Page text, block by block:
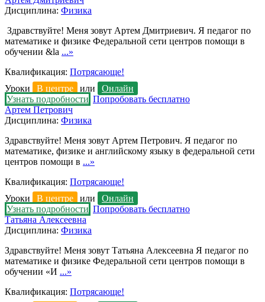
Дисциплина: Физика
Здравствуйте! Меня зовут Артем Дмитриевич. Я педагог по
математике и физике Федеральной сети центров помощи в
обучении &la ...»
Квалификация: Потрясающе!
Уроки
В центре или
Онлайн
Узнать подробности Попробовать бесплатно
Артем Петрович
Дисциплина: Физика
Здравствуйте! Меня зовут Артем Петрович. Я педагог по
математике, физике и английскому языку в федеральной сети
центров помощи в ...»
Квалификация: Потрясающе!
Уроки
В центре или
Онлайн
Узнать подробности Попробовать бесплатно
Татьяна Алексеевна
Дисциплина: Физика
Здравствуйте! Меня зовут Татьяна Алексеевна Я педагог по
математике и физике Федеральной сети центров помощи в
обучении «И ...»
Квалификация: Потрясающе!